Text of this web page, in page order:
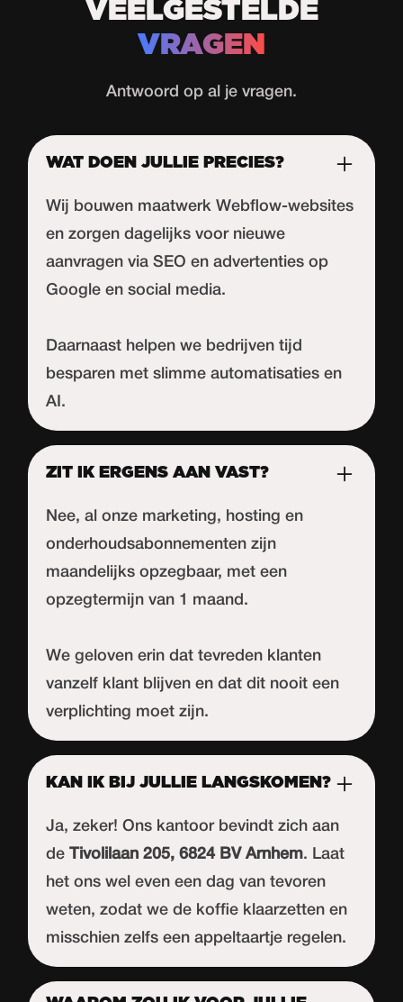
VEELGESTELDE
VRAGEN
Antwoord op al je vragen.
WAT DOEN JULLIE PRECIES?
Wij bouwen maatwerk Webflow-websites
en zorgen dagelijks voor nieuwe
aanvragen via SEO en advertenties op
Google en social media.
Daarnaast helpen we bedrijven tijd
besparen met slimme automatisaties en
AI.
ZIT IK ERGENS AAN VAST?
Nee, al onze marketing, hosting en
onderhoudsabonnementen zijn
maandelijks opzegbaar, met een
opzegtermijn van 1 maand.
We geloven erin dat tevreden klanten
vanzelf klant blijven en dat dit nooit een
verplichting moet zijn.
KAN IK BIJ JULLIE LANGSKOMEN?
Ja, zeker! Ons kantoor bevindt zich aan
deTivolilaan 205, 6824 BV Arnhem. Laat
het ons wel even een dag van tevoren
weten, zodat we de koffie klaarzetten en
misschien zelfs een appeltaartje regelen.